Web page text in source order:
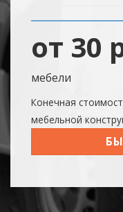
от 30
мебели
Конечная
мебельной